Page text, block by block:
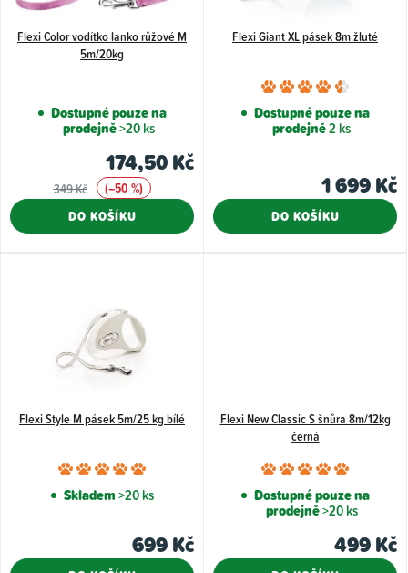
p
ů
Flexi Color vodítko lanko růžové M
5m/20kg
Dostupné pouze na
prodejně>20 ks
174,50 Kč
349 Kč
(–50 %)
DO KOŠÍKU
Flexi Giant XL pásek 8m žluté
4,5
z
Dostupné pouze na
prodejně2 ks
1 699 Kč
DO KOŠÍKU
Flexi Style M pásek 5m/25 kg bílé
Průměrné
hodnocení
je
5,0
Skladem>20 ks
699 Kč
Flexi New Classic S šnůra 8m/12kg
černá
je
5,0
Dostupné pouze na
prodejně>20 ks
499 Kč